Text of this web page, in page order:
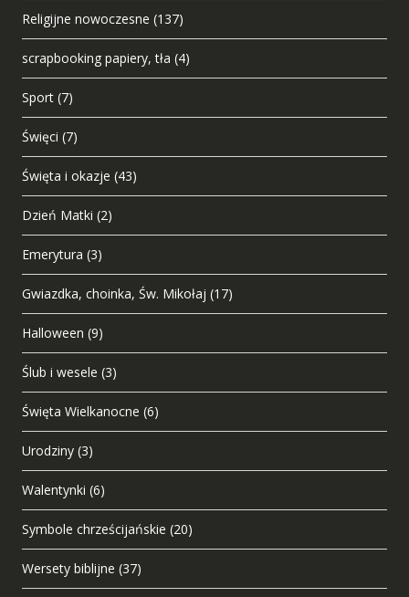
Religijne nowoczesne (137)
scrapbooking papiery, tła (4)
Sport (7)
Święci (7)
Święta i okazje (43)
Dzień Matki (2)
Emerytura (3)
Gwiazdka, choinka, Św. Mikołaj (17)
Halloween (9)
Ślub i wesele (3)
Święta Wielkanocne (6)
Urodziny (3)
Walentynki (6)
Symbole chrześcijańskie (20)
Wersety biblijne (37)